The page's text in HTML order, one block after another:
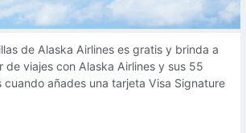
de Alaska Airlines es gratis y brinda a
de viajes con Alaska Airlines y sus 55
añades una tarjeta Visa Signature